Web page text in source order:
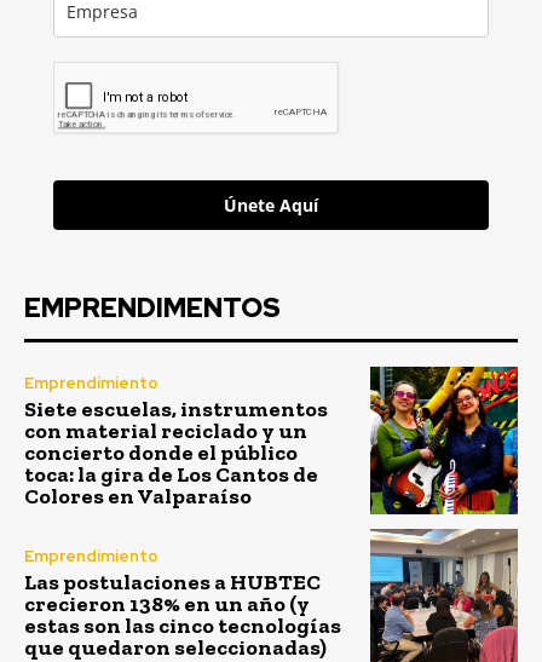
Únete Aquí
EMPRENDIMENTOS
Emprendimiento
Siete escuelas, instrumentos
con material reciclado y un
concierto donde el público
toca: la gira de Los Cantos de
Colores en Valparaíso
Emprendimiento
Las postulaciones a HUBTEC
crecieron 138% en un año (y
estas son las cinco tecnologías
que quedaron seleccionadas)